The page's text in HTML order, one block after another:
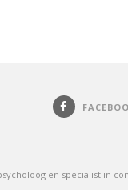
en specialist in